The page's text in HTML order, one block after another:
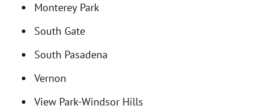
Monterey Park
South Gate
South Pasadena
Vernon
View Park-Windsor Hills